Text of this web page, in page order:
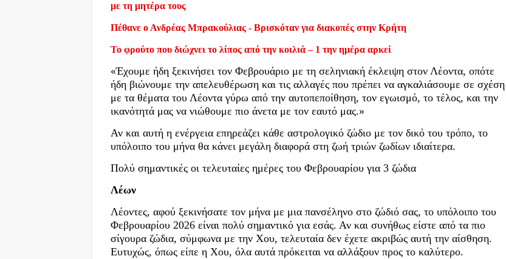
με τη μητέρα τους
Πέθανε ο Ανδρέας Μπρακούλιας - Βρισκόταν για διακοπές στην Κρήτη
Το φρούτο που διώχνει το λίπος από την κοιλιά – 1 την ημέρα αρκεί
«Έχουμε ήδη ξεκινήσει τον Φεβρουάριο με τη σεληνιακή έκλειψη στον Λέοντα, οπότε
ήδη βιώνουμε την απελευθέρωση και τις αλλαγές που πρέπει να αγκαλιάσουμε σε σχέση
με τα θέματα του Λέοντα γύρω από την αυτοπεποίθηση, τον εγωισμό, το τέλος, και την
ικανότητά μας να νιώθουμε πιο άνετα με τον εαυτό μας.»
Αν και αυτή η ενέργεια επηρεάζει κάθε αστρολογικό ζώδιο με τον δικό του τρόπο, το
υπόλοιπο του μήνα θα κάνει μεγάλη διαφορά στη ζωή τριών ζωδίων ιδιαίτερα.
Πολύ σημαντικές οι τελευταίες ημέρες του Φεβρουαρίου για 3 ζώδια
Λέων
Λέοντες, αφού ξεκινήσατε τον μήνα με μια πανσέληνο στο ζώδιό σας, το υπόλοιπο του
Φεβρουαρίου 2026 είναι πολύ σημαντικό για εσάς. Αν και συνήθως είστε από τα πιο
σίγουρα ζώδια, σύμφωνα με την Χου, τελευταία δεν έχετε ακριβώς αυτή την αίσθηση.
Ευτυχώς, όπως είπε η Χου, όλα αυτά πρόκειται να αλλάξουν προς το καλύτερο.